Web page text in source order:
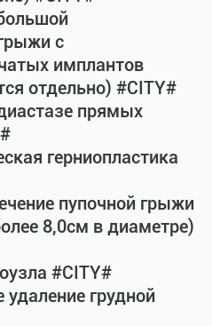
с
имплантов
отдельно) #CITY#
прямых
герниопластика
пупочной грыжи
8,0см в диаметре)
#CITY#
грудной